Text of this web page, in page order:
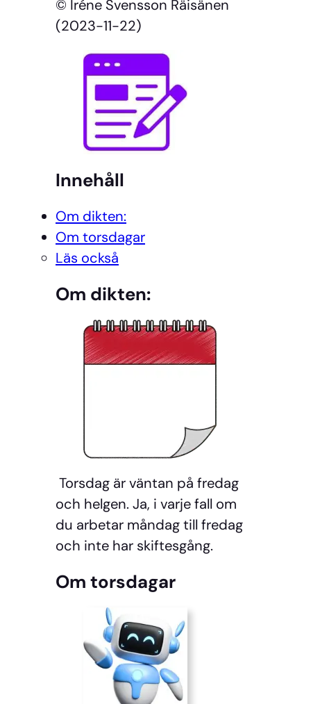
© Iréne Svensson Räisänen
(2023-11-22)
Innehåll
Om dikten:
Om torsdagar
Läs också
Om dikten:
Torsdag är väntan på fredag
och helgen. Ja, i varje fall om
du arbetar måndag till fredag
och inte har skiftesgång.
Om torsdagar